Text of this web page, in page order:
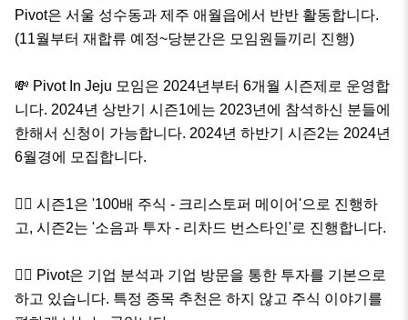
Pivot은 서울 성수동과 제주 애월읍에서 반반 활동합니다.
(11월부터 재합류 예정~당분간은 모임원들끼리 진행)
💸 Pivot In Jeju 모임은 2024년부터 6개월 시즌제로 운영합
니다. 2024년 상반기 시즌1에는 2023년에 참석하신 분들에
한해서 신청이 가능합니다. 2024년 하반기 시즌2는 2024년
6월경에 모집합니다.
🙋‍♂️ 시즌1은 '100배 주식 - 크리스토퍼 메이어'으로 진행하
고, 시즌2는 '소음과 투자 - 리차드 번스타인'로 진행합니다.
🙋‍♀️ Pivot은 기업 분석과 기업 방문을 통한 투자를 기본으로
하고 있습니다. 특정 종목 추천은 하지 않고 주식 이야기를